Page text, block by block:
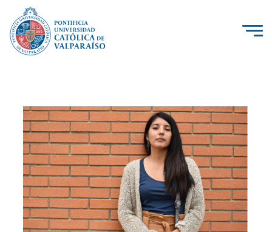
PUCV Internacional
Vinculación con el Medio
Admisión
Pregrado